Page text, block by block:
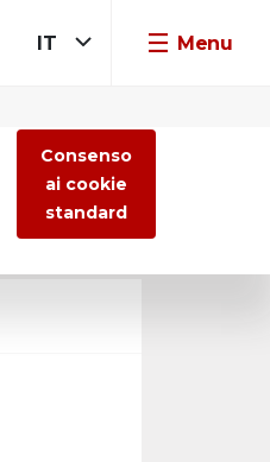
IT Menu
Consenso
ai cookie
standard